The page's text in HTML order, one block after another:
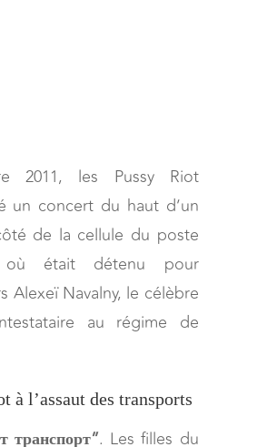
2011, les Pussy Riot
un concert du haut d’un
de la cellule du poste
était détenu pour
Alexeï Navalny, le célèbre
au régime de
à l’assaut des transports
транспорт”. Les filles du